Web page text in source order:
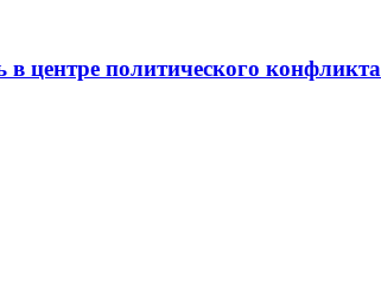
центре политического конфликта